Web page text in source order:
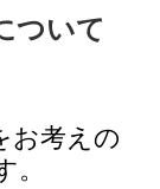
ついて
お考えの